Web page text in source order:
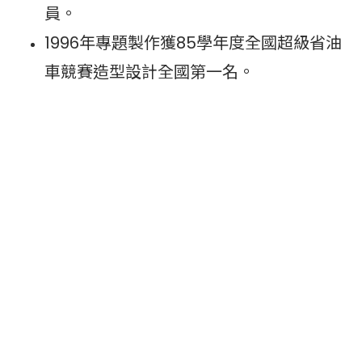
員。
1996年專題製作獲85學年度全國超級省油
車競賽造型設計全國第一名。